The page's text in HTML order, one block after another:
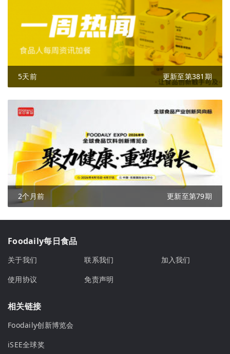
5天前 更新至第381期
2个月前 更新至第79期
Foodaily每日食品
关于我们 联系我们
加入我们
使用协议
免责声明
相关链接
Foodaily创新博览会
iSEE全球奖